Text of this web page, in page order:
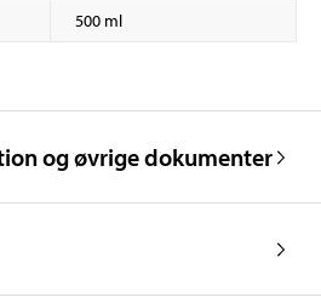
500 ml
og øvrige dokumenter